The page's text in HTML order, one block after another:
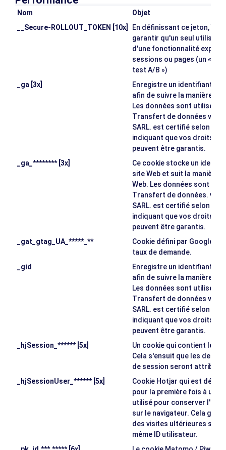
Nom
Objet
__Secure-ROLLOUT_TOKEN [10x]
En définissant ce jeton,
garantir qu'un seul
d'une fonctionnalité
sessions ou pages (un «
test A/B »)
_ga [3x]
Enregistre un identifiant
afin de suivre la manière
Les données sont utilisées
Transfert de données vers
SARL. est certifié selon le
indiquant que vos droits
peuvent être garantis.
_ga_******** [3x]
Ce cookie stocke un
site Web et suit la manière
Web. Les données sont
Transfert de données. vers
SARL. est certifié selon le
indiquant que vos droits
peuvent être garantis.
_gat_gtag_UA_*****_**
Cookie défini par Google
taux de demande.
_gid
Enregistre un identifiant
afin de suivre la manière
Les données sont utilisées
Transfert de données vers
SARL. est certifié selon le
indiquant que vos droits
peuvent être garantis.
_hjSession_****** [5x]
Un cookie qui contient les
Cela s'ensuit que les
de session seront
_hjSessionUser_****** [5x]
Cookie Hotjar qui est
pour la première fois à une
utilisé pour conserver l'ID
sur le navigateur. Cela
des visites ultérieures sur
même ID utilisateur.